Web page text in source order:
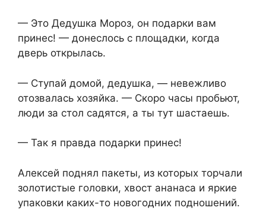
— Это Дедушка Мороз, он подарки вам
принес! — донеслось с площадки, когда
дверь открылась.
— Ступай домой, дедушка, — невежливо
отозвалась хозяйка. — Скоро часы пробьют,
люди за стол садятся, а ты тут шастаешь.
— Так я правда подарки принес!
Алексей поднял пакеты, из которых торчали
золотистые головки, хвост ананаса и яркие
упаковки каких-то новогодних подношений.